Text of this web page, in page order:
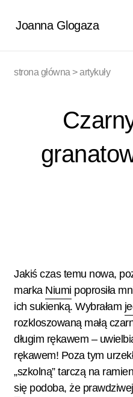
Joanna Glogaza
strona główna >artykuły
Jakiś czas temu nowa,
marka Niumi poprosiła
ich sukienką. Wybrałam
rozkloszowaną małą
długim rękawem –
rękawem! Poza tym
„szkolną” tarczą na
się podoba, że